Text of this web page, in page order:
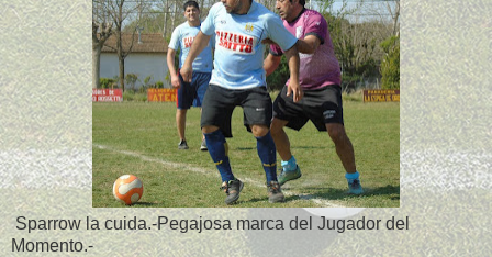
Sparrow la cuida.-Pegajosa marca del Jugador del
Momento.-